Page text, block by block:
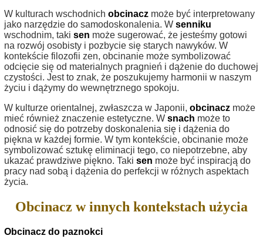
W kulturach wschodnich obcinacz może być interpretowany
jako narzędzie do samodoskonalenia. W senniku
wschodnim, taki sen może sugerować, że jesteśmy gotowi
na rozwój osobisty i pozbycie się starych nawyków. W
kontekście filozofii zen, obcinanie może symbolizować
odcięcie się od materialnych pragnień i dążenie do duchowej
czystości. Jest to znak, że poszukujemy harmonii w naszym
życiu i dążymy do wewnętrznego spokoju.
W kulturze orientalnej, zwłaszcza w Japonii, obcinacz może
mieć również znaczenie estetyczne. W snach może to
odnosić się do potrzeby doskonalenia się i dążenia do
piękna w każdej formie. W tym kontekście, obcinanie może
symbolizować sztukę eliminacji tego, co niepotrzebne, aby
ukazać prawdziwe piękno. Taki sen może być inspiracją do
pracy nad sobą i dążenia do perfekcji w różnych aspektach
życia.
Obcinacz w innych kontekstach użycia
Obcinacz do paznokci